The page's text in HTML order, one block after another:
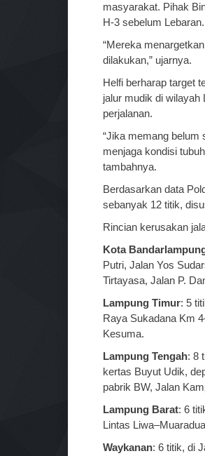
masyarakat. Pihak
H-3 sebelum Lebaran.
“Mereka
dilakukan,” ujarnya.
Helfi berharap target
jalur mudik di wilayah
perjalanan.
“Jika memang belum
menjaga kondisi
tambahnya.
Berdasarkan data
sebanyak 12 titik,
Rincian kerusakan
Kota
Putri, Jalan Yos
Tirtayasa, Jalan P.
Lampung Timur: 5
Raya Sukadana Km
Kesuma.
Lampung Tengah: 8
kertas Buyut Udik,
pabrik BW, Jalan
Lampung Barat: 6
Lintas
Waykanan: 6 titik, di